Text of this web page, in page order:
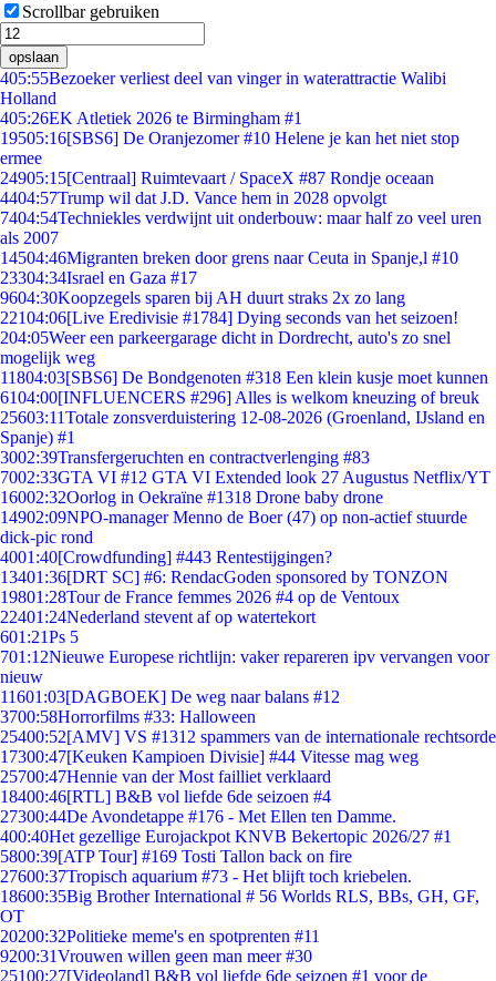
Scrollbar gebruiken
opslaan
405:55Bezoeker verliest deel van vinger in waterattractie Walibi
Holland
405:26EK Atletiek 2026 te Birmingham #1
19505:16[SBS6] De Oranjezomer #10 Helene je kan het niet stop
ermee
24905:15[Centraal] Ruimtevaart / SpaceX #87 Rondje oceaan
4404:57Trump wil dat J.D. Vance hem in 2028 opvolgt
7404:54Techniekles verdwijnt uit onderbouw: maar half zo veel uren
als 2007
14504:46Migranten breken door grens naar Ceuta in Spanje,l #10
23304:34Israel en Gaza #17
9604:30Koopzegels sparen bij AH duurt straks 2x zo lang
22104:06[Live Eredivisie #1784] Dying seconds van het seizoen!
204:05Weer een parkeergarage dicht in Dordrecht, auto's zo snel
mogelijk weg
11804:03[SBS6] De Bondgenoten #318 Een klein kusje moet kunnen
6104:00[INFLUENCERS #296] Alles is welkom kneuzing of breuk
25603:11Totale zonsverduistering 12-08-2026 (Groenland, IJsland en
Spanje) #1
3002:39Transfergeruchten en contractverlenging #83
7002:33GTA VI #12 GTA VI Extended look 27 Augustus Netflix/YT
16002:32Oorlog in Oekraïne #1318 Drone baby drone
14902:09NPO-manager Menno de Boer (47) op non-actief stuurde
dick-pic rond
4001:40[Crowdfunding] #443 Rentestijgingen?
13401:36[DRT SC] #6: RendacGoden sponsored by TONZON
19801:28Tour de France femmes 2026 #4 op de Ventoux
22401:24Nederland stevent af op watertekort
601:21Ps 5
701:12Nieuwe Europese richtlijn: vaker repareren ipv vervangen voor
nieuw
11601:03[DAGBOEK] De weg naar balans #12
3700:58Horrorfilms #33: Halloween
25400:52[AMV] VS #1312 spammers van de internationale rechtsorde
17300:47[Keuken Kampioen Divisie] #44 Vitesse mag weg
25700:47Hennie van der Most failliet verklaard
18400:46[RTL] B&B vol liefde 6de seizoen #4
27300:44De Avondetappe #176 - Met Ellen ten Damme.
400:40Het gezellige Eurojackpot KNVB Bekertopic 2026/27 #1
5800:39[ATP Tour] #169 Tosti Tallon back on fire
27600:37Tropisch aquarium #73 - Het blijft toch kriebelen.
18600:35Big Brother International # 56 Worlds RLS, BBs, GH, GF,
OT
20200:32Politieke meme's en spotprenten #11
9200:31Vrouwen willen geen man meer #30
25100:27[Videoland] B&B vol liefde 6de seizoen #1 voor de